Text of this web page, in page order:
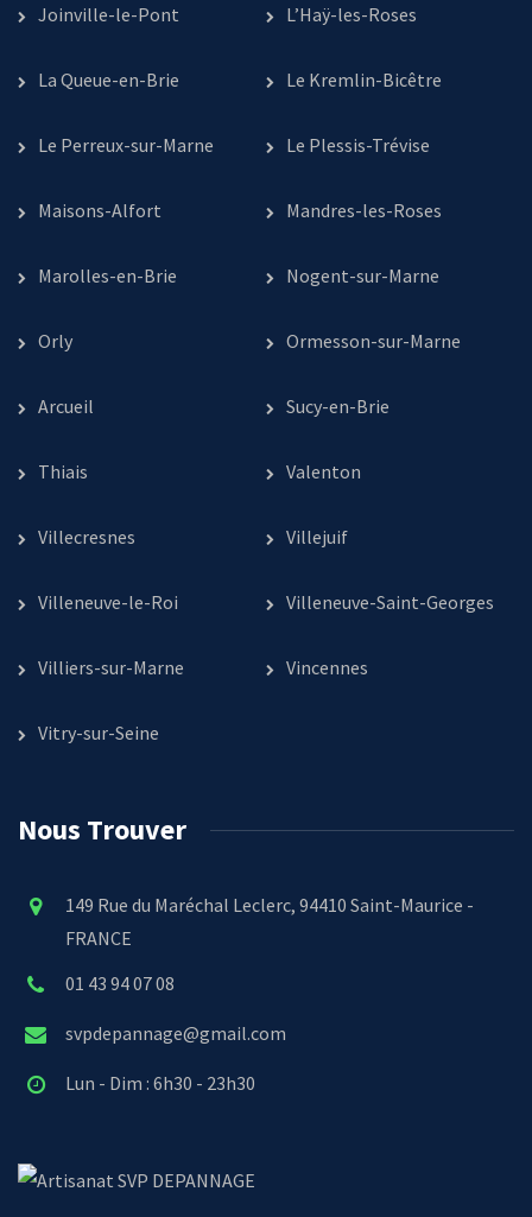
Joinville-le-Pont L’Haÿ-les-Roses
La Queue-en-Brie Le Kremlin-Bicêtre
Le Perreux-sur-Marne Le Plessis-Trévise
Maisons-Alfort Mandres-les-Roses
Marolles-en-Brie Nogent-sur-Marne
Orly Ormesson-sur-Marne
Arcueil Sucy-en-Brie
Thiais Valenton
Villecresnes Villejuif
Villeneuve-le-Roi Villeneuve-Saint-Georges
Villiers-sur-Marne Vincennes
Vitry-sur-Seine
Nous Trouver
149 Rue du Maréchal Leclerc, 94410 Saint-Maurice -
FRANCE
01 43 94 07 08
svpdepannage@gmail.com
Lun - Dim : 6h30 - 23h30
SVP DEPANNAGE